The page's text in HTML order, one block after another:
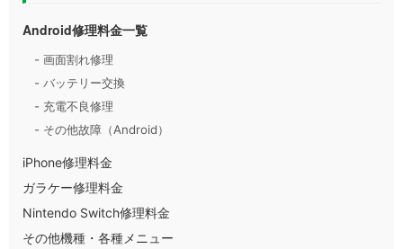
Android修理料金一覧
- 画面割れ修理
- バッテリー交換
- 充電不良修理
- その他故障（Android）
iPhone修理料金
ガラケー修理料金
Nintendo Switch修理料金
その他機種・各種メニュー